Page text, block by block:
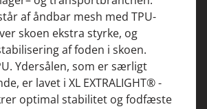
af åndbar mesh med TPU-
skoen ekstra styrke, og
af foden i skoen.
Ydersålen, som er særligt
er lavet i XL EXTRALIGHT® -
optimal stabilitet og fodfæste